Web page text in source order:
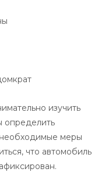
изучить
определить
необходимые меры
что автомобиль